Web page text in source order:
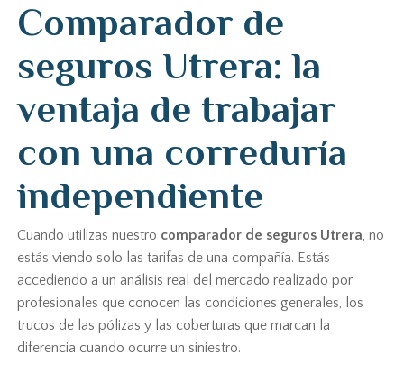
Comparador de
seguros Utrera: la
ventaja de trabajar
con una correduría
independiente
Cuando utilizas nuestro comparador de seguros Utrera, no
estás viendo solo las tarifas de una compañía. Estás
accediendo a un análisis real del mercado realizado por
profesionales que conocen las condiciones generales, los
trucos de las pólizas y las coberturas que marcan la
diferencia cuando ocurre un siniestro.